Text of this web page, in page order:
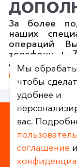
За более
наших
операций
телефону +
отправить
Мы
чтобы
удобнее и
вас.
соглашение и